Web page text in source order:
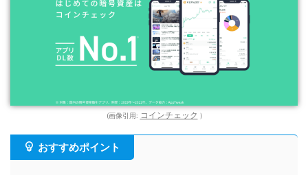
(画像引用: コインチェック )
おすすめポイント